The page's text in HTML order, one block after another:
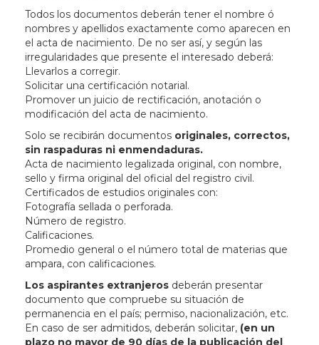
Todos los documentos deberán tener el nombre ó
nombres y apellidos exactamente como aparecen en
el acta de nacimiento. De no ser así, y según las
irregularidades que presente el interesado deberá:
Llevarlos a corregir.
Solicitar una certificación notarial.
Promover un juicio de rectificación, anotación o
modificación del acta de nacimiento.
Solo se recibirán documentos originales, correctos,
sin raspaduras ni enmendaduras.
Acta de nacimiento legalizada original, con nombre,
sello y firma original del oficial del registro civil.
Certificados de estudios originales con:
Fotografía sellada o perforada.
Número de registro.
Calificaciones.
Promedio general o el número total de materias que
ampara, con calificaciones.
Los aspirantes extranjeros deberán presentar
documento que compruebe su situación de
permanencia en el país; permiso, nacionalización, etc.
En caso de ser admitidos, deberán solicitar, (en un
plazo no mayor de 90 días de la publicación del